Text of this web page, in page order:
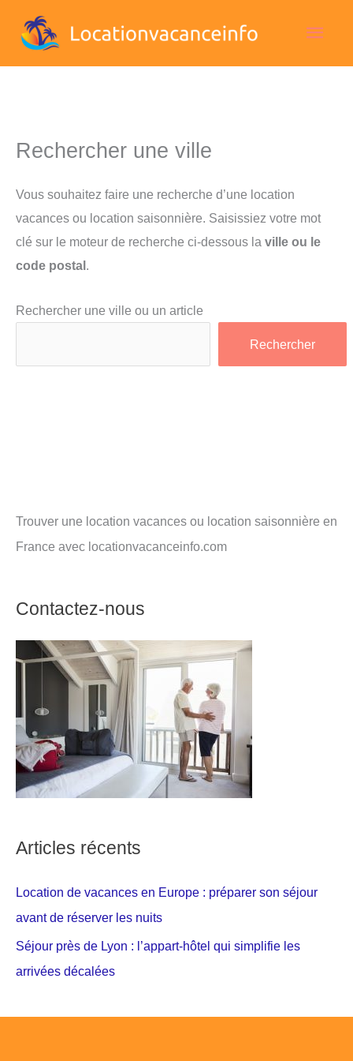
Rechercher une ville
Vous souhaitez faire une recherche d’une location
vacances ou location saisonnière. Saisissiez votre mot
clé sur le moteur de recherche ci-dessous la ville ou le
code postal.
Rechercher une ville ou un article
Rechercher
Trouver une location vacances ou location saisonnière en
France avec locationvacanceinfo.com
Contactez-nous
Articles récents
Location de vacances en Europe : préparer son séjour
avant de réserver les nuits
Séjour près de Lyon : l’appart-hôtel qui simplifie les
arrivées décalées